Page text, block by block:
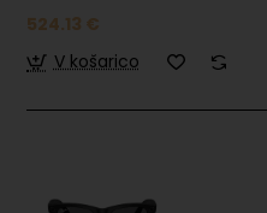
524.13 €
V košarico